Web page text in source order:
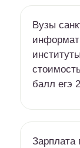
Вузы
балл егэ
Зарплата